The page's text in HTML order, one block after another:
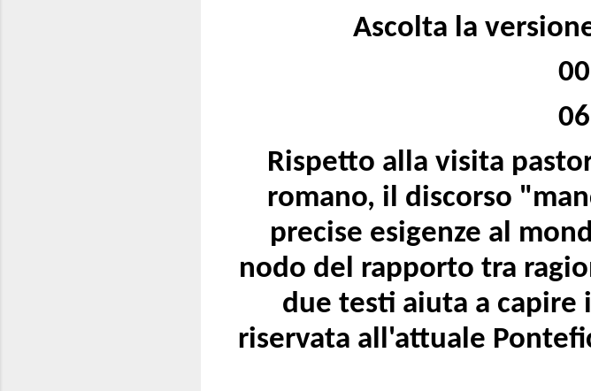
Ascolta la
Rispetto alla visita
romano, il discorso
precise esigenze al
nodo del rapporto tra
due testi aiuta a capire
riservata all'attuale